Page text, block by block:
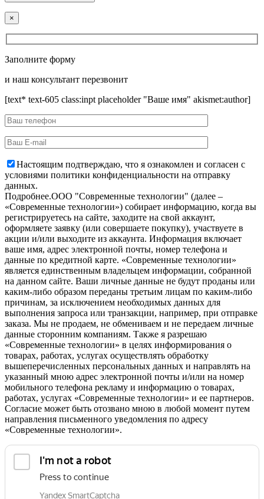
×
Заполните форму
и наш консультант перезвонит
[text* text-605 class:inpt placeholder "Ваше имя" akismet:author]
Настоящим подтверждаю, что я ознакомлен и согласен с
условиями политики конфиденциальности на отправку
данных.
Подробнее.OOO "Современные технологии" (далее –
«Современные технологии») собирает информацию, когда вы
регистрируетесь на сайте, заходите на свой аккаунт,
оформляете заявку (или совершаете покупку), участвуете в
акции и/или выходите из аккаунта. Информация включает
ваше имя, адрес электронной почты, номер телефона и
данные по кредитной карте. «Современные технологии»
является единственным владельцем информации, собранной
на данном сайте. Ваши личные данные не будут проданы или
каким-либо образом переданы третьим лицам по каким-либо
причинам, за исключением необходимых данных для
выполнения запроса или транзакции, например, при отправке
заказа. Мы не продаем, не обмениваем и не передаем личные
данные сторонним компаниям. Также я разрешаю
«Современные технологии» в целях информирования о
товарах, работах, услугах осуществлять обработку
вышеперечисленных персональных данных и направлять на
указанный мною адрес электронной почты и/или на номер
мобильного телефона рекламу и информацию о товарах,
работах, услугах «Современные технологии» и ее партнеров.
Согласие может быть отозвано мною в любой момент путем
направления письменного уведомления по адресу
«Современные технологии».